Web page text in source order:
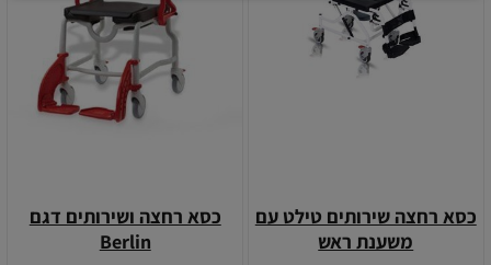
כסא רחצה שירותים טילט עם
משענת ראש
כסא רחצה ושירותים דגם
Berlin